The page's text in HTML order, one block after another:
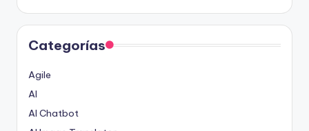
Categorías
Agile
AI
AI Chatbot